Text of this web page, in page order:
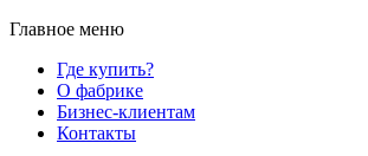
Главное меню
Где купить?
О фабрике
Бизнес-клиентам
Контакты